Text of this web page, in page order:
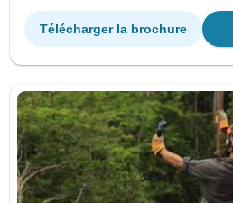
Télécharger la brochure